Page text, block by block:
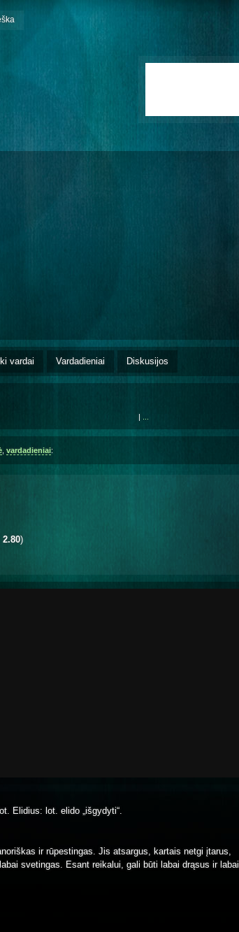
vardai Vardadieniai Diskusijos
|
vardadieniai:
2.80)
Elidius: lot. elido „išgydyti“.
ir rūpestingas. Jis atsargus, kartais netgi įtarus,
svetingas. Esant reikalui, gali būti labai drąsus ir labai